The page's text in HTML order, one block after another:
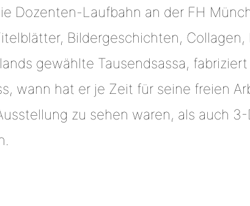
Dozenten-Laufbahn an der FH
Bildergeschichten,
gewählte Tausendsassa,
wann hat er je Zeit für seine freien
zu sehen waren, als auch